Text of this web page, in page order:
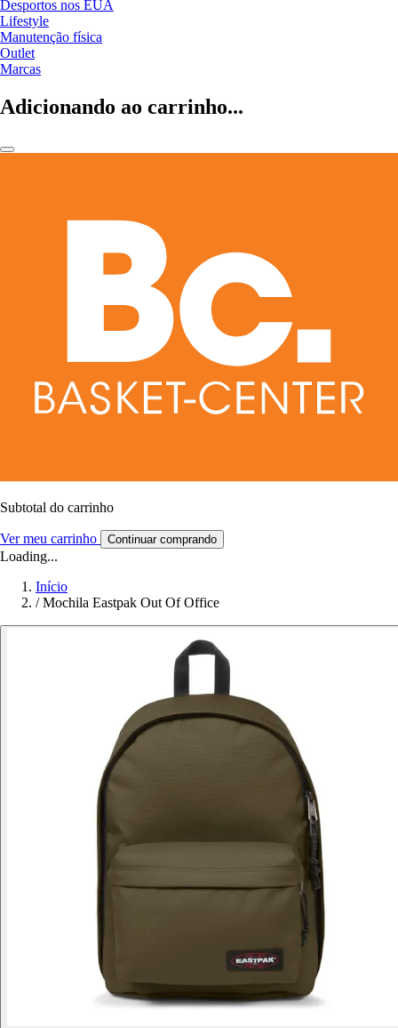
Desportos nos EUA
Lifestyle
Manutenção física
Outlet
Marcas
Adicionando ao carrinho...
Subtotal do carrinho
Ver meu carrinho Continuar comprando
Loading...
Início
/ Mochila Eastpak Out Of Office